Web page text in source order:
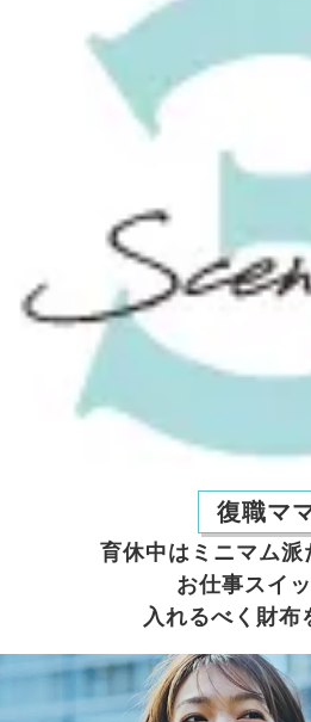
復職マ
育休中はミニマム
お仕事スイ
入れるべく財布